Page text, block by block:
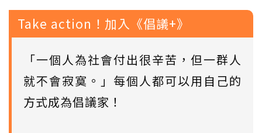
Take action！加入《倡議+》
「一個人為社會付出很辛苦，但一群人
就不會寂寞。」每個人都可以用自己的
方式成為倡議家！